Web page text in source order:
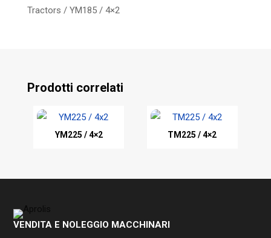
Tractors / YM185 / 4×2
Prodotti correlati
YM225 / 4×2 TM225 / 4×2
VENDITA E NOLEGGIO MACCHINARI